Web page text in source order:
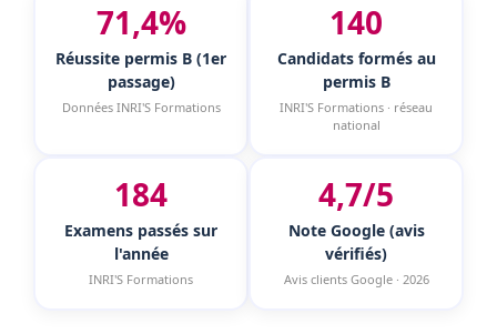
71,4%
Réussite permis B (1er
passage)
Données INRI'S Formations
140
Candidats formés au
permis B
INRI'S Formations · réseau
national
184
Examens passés sur
l'année
INRI'S Formations
4,7/5
Note Google (avis
vérifiés)
Avis clients Google · 2026